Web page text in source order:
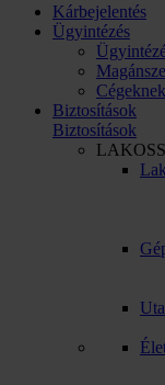
Kárbejelentés
Ügyintézés
Cégeknek
Biztosítások
Biztosítások